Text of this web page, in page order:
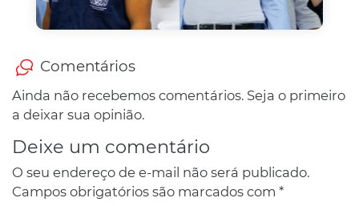
Comentários
Ainda não recebemos comentários. Seja o primeiro
a deixar sua opinião.
Deixe um comentário
O seu endereço de e-mail não será publicado.
Campos obrigatórios são marcados com *